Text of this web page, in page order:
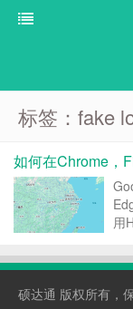
标签：fake
如何在Chrome，
用
度
硕达通 版权所有，